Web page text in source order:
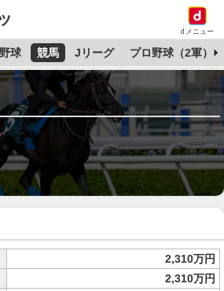
dメニュー
球 競馬 Jリーグ プロ野球（2軍）
2,310万円
2,310万円